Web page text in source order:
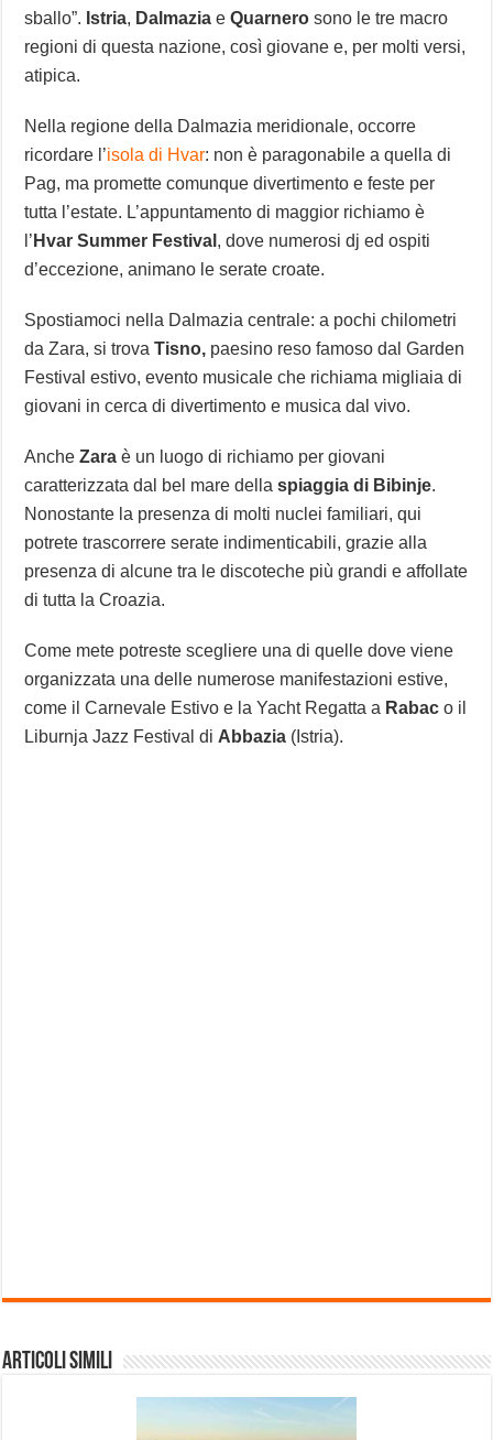
sballo”. Istria, Dalmazia eQuarnero sono le tre macro
regioni di questa nazione, così giovane e, per molti versi,
atipica.
Nella regione della Dalmazia meridionale, occorre
ricordare l’isola di Hvar: non è paragonabile a quella di
Pag, ma promette comunque divertimento e feste per
tutta l’estate. L’appuntamento di maggior richiamo è
l’ Hvar Summer Festival , dove numerosi dj ed ospiti
d’eccezione, animano le serate croate.
Spostiamoci nella Dalmazia centrale: a pochi chilometri
da Zara, si trovaTisno, paesino reso famoso dal Garden
Festival estivo, evento musicale che richiama migliaia di
giovani in cerca di divertimento e musica dal vivo.
AncheZaraè un luogo di richiamo per giovani
caratterizzata dal bel mare dellaspiaggia di Bibinje.
Nonostante la presenza di molti nuclei familiari, qui
potrete trascorrere serate indimenticabili, grazie alla
presenza di alcune tra le discoteche più grandi e affollate
di tutta la Croazia.
Come mete potreste scegliere una di quelle dove viene
organizzata una delle numerose manifestazioni estive,
come il Carnevale Estivo e la Yacht Regatta a Rabac o il
Liburnja Jazz Festival di Abbazia (Istria).
Articoli Simili